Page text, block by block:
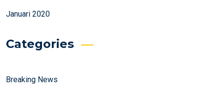
Januari 2020
Categories
Breaking News